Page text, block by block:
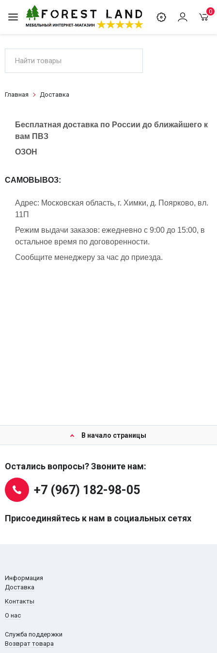
0
Главная Доставка
Бесплатная доставка по России до ближайшего к
вам ПВЗ
ОЗОН
САМОВЫВОЗ:
Адрес: Московская область, г. Химки, д. Поярково, вл.
11П
Режим выдачи заказов: ежедневно с 9:00 до 15:00, в
остальное время по договоренности.
Сообщите менеджеру за час до приезда.
В начало страницы
Остались вопросы? Звоните нам:
+7 (967) 182-98-05
Присоединяйтесь к нам в социальных сетях
Информация
Доставка
Контакты
О нас
Служба поддержки
Возврат товара